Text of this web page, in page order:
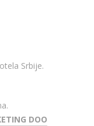
Srbije.
DOO